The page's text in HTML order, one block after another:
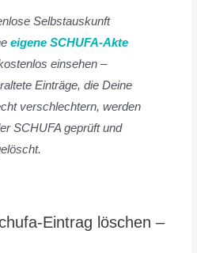
Selbstauskunft
eigene SCHUFA-Akte
einsehen –
Einträge, die Deine
verschlechtern, werden
SCHUFA geprüft und
Eintrag löschen –